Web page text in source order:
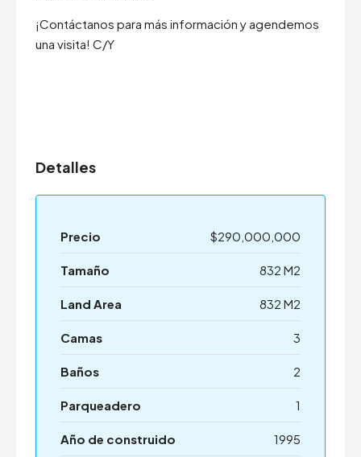
¡Contáctanos para más información y agendemos
una visita! C/Y
Detalles
Precio $290,000,000
Tamaño 832 M2
Land Area 832 M2
Camas 3
Baños 2
Parqueadero 1
Año de construido 1995